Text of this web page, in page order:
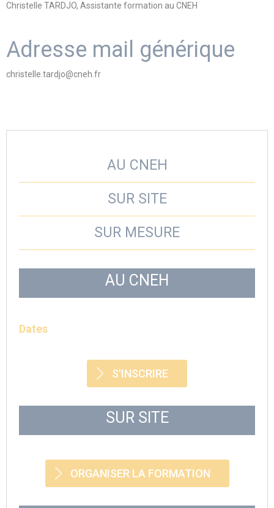
Christelle TARDJO, Assistante formation au CNEH
Adresse mail générique
christelle.tardjo@cneh.fr
AU CNEH
SUR SITE
SUR MESURE
AU CNEH
Dates
S'INSCRIRE
SUR SITE
ORGANISER LA FORMATION